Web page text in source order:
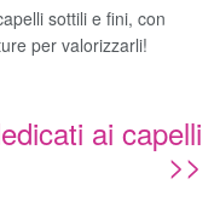
sottili e fini, con
per valorizzarli!
ai capelli
>>